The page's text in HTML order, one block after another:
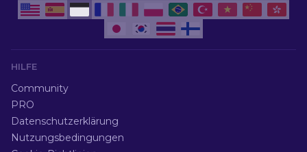
HILFE
Community
PRO
Datenschutzerklärung
Nutzungsbedingungen